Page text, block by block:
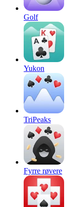
Golf
Yukon
TriPeaks
Fyrre røvere